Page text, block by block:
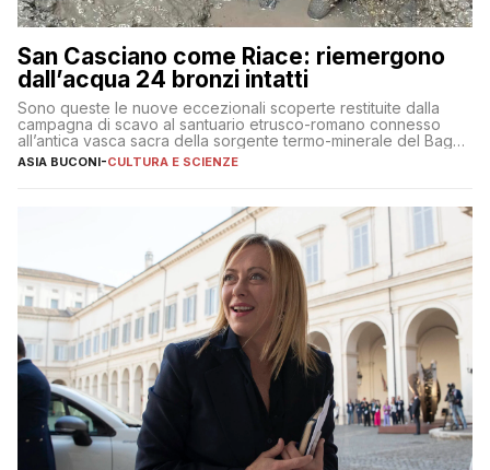
San Casciano come Riace: riemergono
dall’acqua 24 bronzi intatti
Sono queste le nuove eccezionali scoperte restituite dalla
campagna di scavo al santuario etrusco-romano connesso
all’antica vasca sacra della sorgente termo-minerale del Bagno
Grande
ASIA BUCONI-CULTURA E SCIENZE